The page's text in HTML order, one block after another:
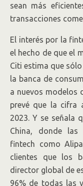
sean más
transacciones
El interés por la
el hecho de que el
Citi estima que
la banca de
a nuevos modelos
prevé que la cifra
2023. Y se señala
China, donde las
fintech como
clientes que los
director global de
96% de todas las